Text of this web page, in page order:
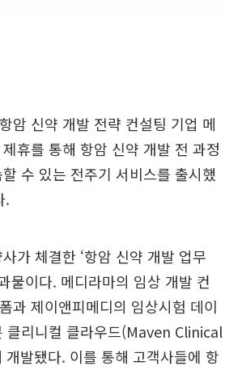
암 신약 개발 전략 컨설팅 기업 메
휴를 통해 항암 신약 개발 전 과정
수 있는 전주기 서비스를 출시했
.
가 체결한 ‘항암 신약 개발 업무
물이다. 메디라마의 임상 개발 컨
과 제이앤피메디의 임상시험 데이
클리니컬 클라우드(Maven Clinical
발됐다. 이를 통해 고객사들에 항